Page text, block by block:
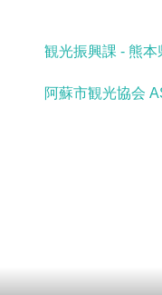
観光振興課 - 熊
阿蘇市観光協会